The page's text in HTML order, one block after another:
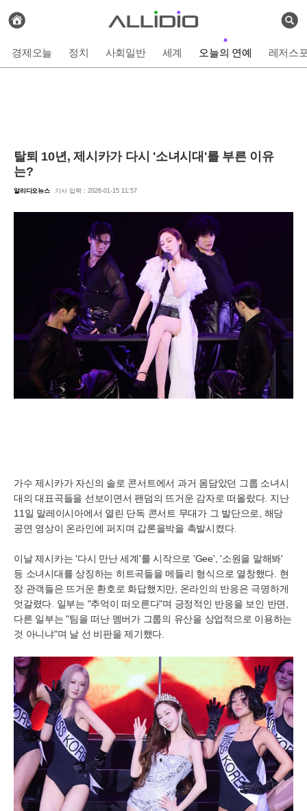
검
전
체
사
보
기
경제오늘 정치 사회일반 세계 오늘의 연예 레저스
탈퇴 10년, 제시카가 다시 '소녀시대'를 부른 이유
는?
알리디오뉴스 기사 입력 : 2026-01-15 11:57
가수 제시카가 자신의 솔로 콘서트에서 과거 몸담았던 그룹 소녀시
대의 대표곡들을 선보이면서 팬덤의 뜨거운 감자로 떠올랐다. 지난
11일 말레이시아에서 열린 단독 콘서트 무대가 그 발단으로, 해당
공연 영상이 온라인에 퍼지며 갑론을박을 촉발시켰다.
이날 제시카는 '다시 만난 세계'를 시작으로 'Gee', '소원을 말해봐'
등 소녀시대를 상징하는 히트곡들을 메들리 형식으로 열창했다. 현
장 관객들은 뜨거운 환호로 화답했지만, 온라인의 반응은 극명하게
엇갈렸다. 일부는 "추억이 떠오른다"며 긍정적인 반응을 보인 반면,
다른 일부는 "팀을 떠난 멤버가 그룹의 유산을 상업적으로 이용하는
것 아니냐"며 날 선 비판을 제기했다.